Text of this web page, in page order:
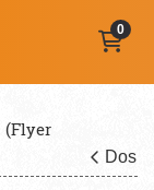
0
(Flyer
Dos